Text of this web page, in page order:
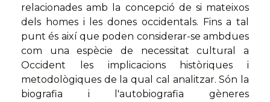
relacionades amb la concepció de si mateixos
dels homes i les dones occidentals. Fins a tal
punt és així que poden considerar-se ambdues
com una espècie de necessitat cultural a
Occident les implicacions històriques i
metodològiques de la qual cal analitzar. Són la
biografia i l'autobiografia gèneres